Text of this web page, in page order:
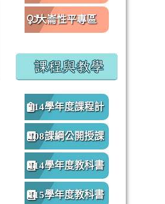
網
大崙性平專區
課程與教學
114學年度課程計
畫
108課綱公開授課
專區
114學年度教科書
版本
115學年度教科書